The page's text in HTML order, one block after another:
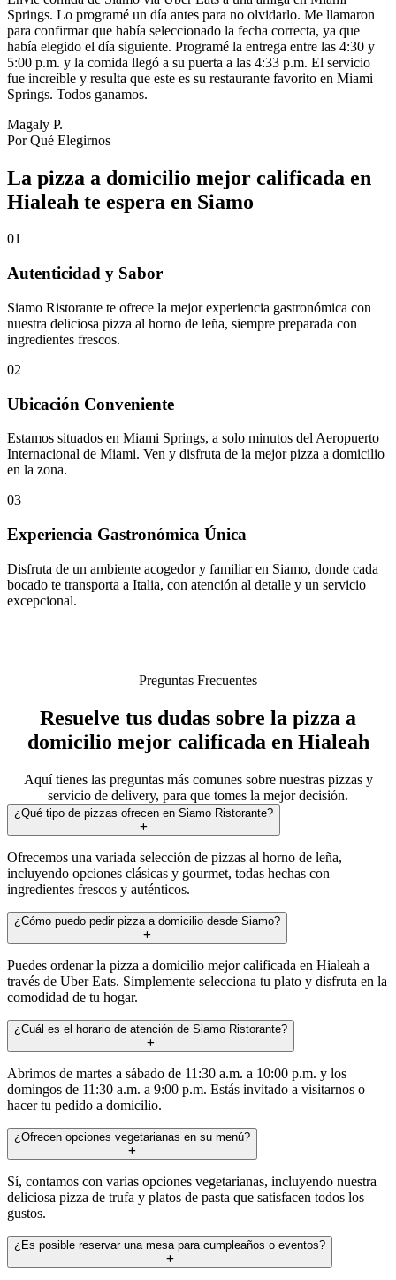
Springs. Lo programé un día antes para no olvidarlo. Me llamaron
para confirmar que había seleccionado la fecha correcta, ya que
había elegido el día siguiente. Programé la entrega entre las 4:30 y
5:00 p.m. y la comida llegó a su puerta a las 4:33 p.m. El servicio
fue increíble y resulta que este es su restaurante favorito en Miami
Springs. Todos ganamos.
Magaly P.
Por Qué Elegirnos
La pizza a domicilio mejor calificada en
Hialeah te espera en Siamo
01
Autenticidad y Sabor
Siamo Ristorante te ofrece la mejor experiencia gastronómica con
nuestra deliciosa pizza al horno de leña, siempre preparada con
ingredientes frescos.
02
Ubicación Conveniente
Estamos situados en Miami Springs, a solo minutos del Aeropuerto
Internacional de Miami. Ven y disfruta de la mejor pizza a domicilio
en la zona.
03
Experiencia Gastronómica Única
Disfruta de un ambiente acogedor y familiar en Siamo, donde cada
bocado te transporta a Italia, con atención al detalle y un servicio
excepcional.
Preguntas Frecuentes
Resuelve tus dudas sobre la pizza a
domicilio mejor calificada en Hialeah
Aquí tienes las preguntas más comunes sobre nuestras pizzas y
servicio de delivery, para que tomes la mejor decisión.
¿Qué tipo de pizzas ofrecen en Siamo Ristorante?
Ofrecemos una variada selección de pizzas al horno de leña,
incluyendo opciones clásicas y gourmet, todas hechas con
ingredientes frescos y auténticos.
¿Cómo puedo pedir pizza a domicilio desde Siamo?
Puedes ordenar la pizza a domicilio mejor calificada en Hialeah a
través de Uber Eats. Simplemente selecciona tu plato y disfruta en la
comodidad de tu hogar.
¿Cuál es el horario de atención de Siamo Ristorante?
Abrimos de martes a sábado de 11:30 a.m. a 10:00 p.m. y los
domingos de 11:30 a.m. a 9:00 p.m. Estás invitado a visitarnos o
hacer tu pedido a domicilio.
¿Ofrecen opciones vegetarianas en su menú?
Sí, contamos con varias opciones vegetarianas, incluyendo nuestra
deliciosa pizza de trufa y platos de pasta que satisfacen todos los
gustos.
¿Es posible reservar una mesa para cumpleaños o eventos?